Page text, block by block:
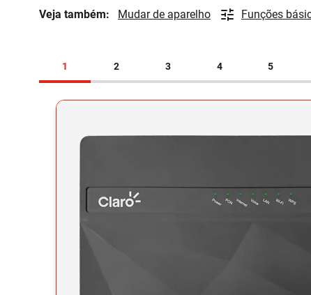
Veja também: Mudar de aparelho Funções
1 2 3 4 5